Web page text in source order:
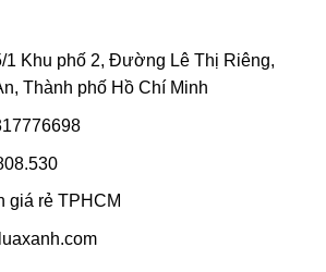
1 Khu phố 2, Đường Lê Thị Riêng,
Thành phố Hồ Chí Minh
giá rẻ TPHCM